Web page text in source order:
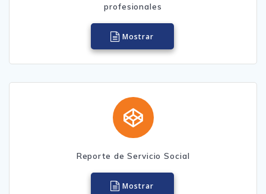
profesionales
Mostrar
Reporte de Servicio Social
Mostrar